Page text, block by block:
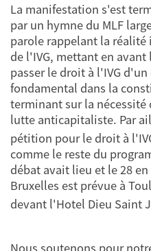
La manifestation s'est
par un hymne du MLF
parole rappelant la
de l'IVG, mettant en
passer le droit à l'IVG
fondamental dans la
terminant sur la
lutte anticapitaliste. Par
pétition pour le droit à
comme le reste du
débat avait lieu et le 28
Bruxelles est prévue à
devant l'Hotel Dieu Saint